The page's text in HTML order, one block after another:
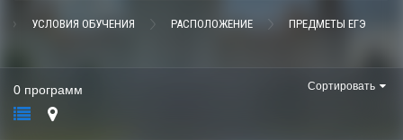
УСЛОВИЯ ОБУЧЕНИЯ РАСПОЛОЖЕНИЕ ПРЕДМЕТЫ ЕГЭ
0 программ Сортировать